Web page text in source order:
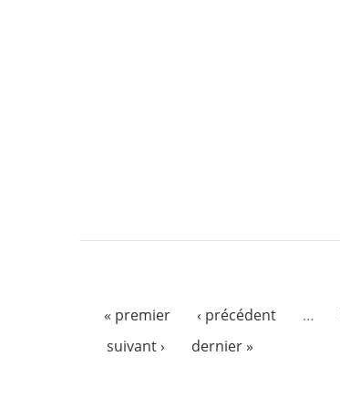
« premier ‹ précédent …
suivant ›
dernier »